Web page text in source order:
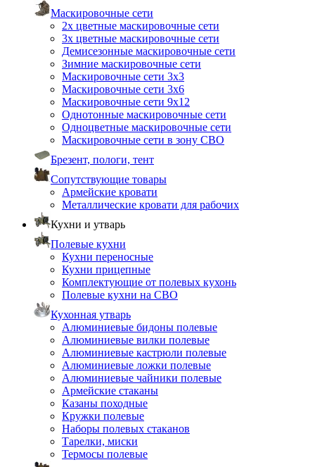
Маскировочные сети
2х цветные маскировочные сети
3х цветные маскировочные сети
Демисезонные маскировочные сети
Зимние маскировочные сети
Маскировочные сети 3х3
Маскировочные сети 3х6
Маскировочные сети 9х12
Однотонные маскировочные сети
Одноцветные маскировочные сети
Маскировочные сети в зону СВО
Брезент, пологи, тент
Сопутствующие товары
Армейские кровати
Металлические кровати для рабочих
Кухни и утварь
Полевые кухни
Кухни переносные
Кухни прицепные
Комплектующие от полевых кухонь
Полевые кухни на СВО
Кухонная утварь
Алюминиевые бидоны полевые
Алюминиевые вилки полевые
Алюминиевые кастрюли полевые
Алюминиевые ложки полевые
Алюминиевые чайники полевые
Армейские стаканы
Казаны походные
Кружки полевые
Наборы полевых стаканов
Тарелки, миски
Термосы полевые